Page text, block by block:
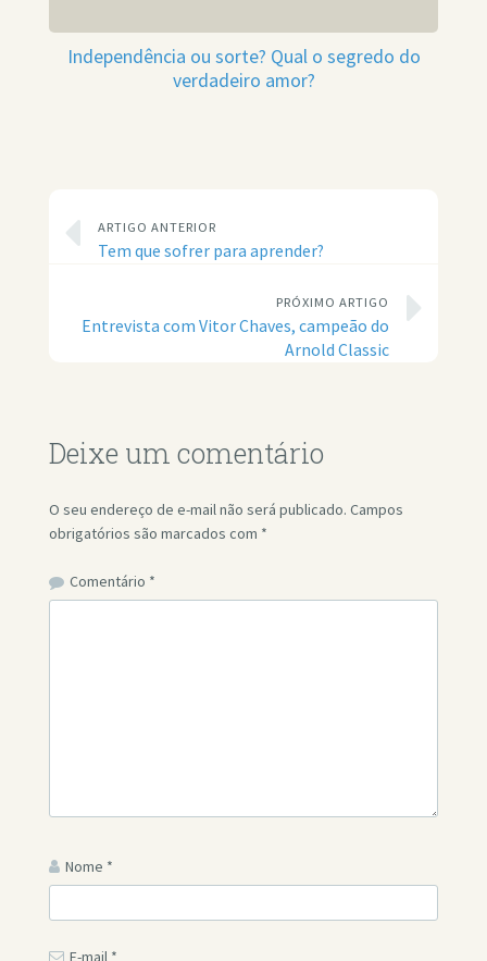
Independência ou sorte? Qual o segredo do
verdadeiro amor?
ARTIGO ANTERIOR
Tem que sofrer para aprender?
PRÓXIMO ARTIGO
Entrevista com Vitor Chaves, campeão do
Arnold Classic
Deixe um comentário
O seu endereço de e-mail não será publicado. Campos
obrigatórios são marcados com *
Comentário *
Nome *
E-mail *